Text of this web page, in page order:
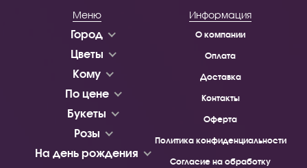
Меню
Город
Цветы
Кому
По цене
Букеты
Розы
На день рождения
Информация
О компании
Оплата
Доставка
Контакты
Оферта
Политика конфиденциальности
Согласие на обработку